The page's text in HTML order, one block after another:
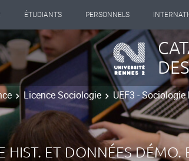
ÉTUDIANTS PERSONNELS
Licence Sociologie UEF3 -
HIST. ET DONNÉES DÉMO.